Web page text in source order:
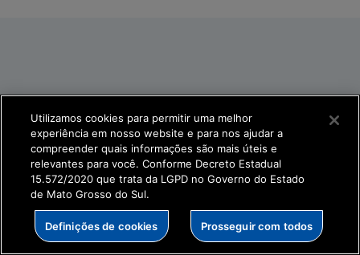
Utilizamos cookies para permitir uma melhor
experiência em nosso website e para nos ajudar a
compreender quais informações são mais úteis e
relevantes para você. Conforme Decreto Estadual
15.572/2020 que trata da LGPD no Governo do Estado
de Mato Grosso do Sul.
Definições de cookies Prosseguir com todos